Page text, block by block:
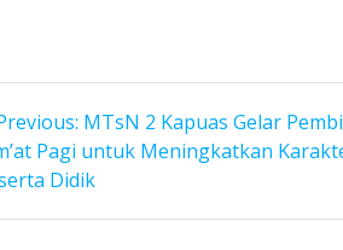
Previous
post:
MTsN 2 Kapuas Gelar
Pagi untuk Meningkatkan
Didik